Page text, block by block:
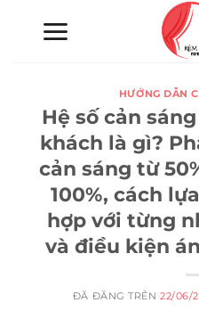
HƯỚNG DẪN
Hệ số cản
khách là gì?
cản sáng từ
100%, cách
hợp với từng
và điều kiện
ĐÃ ĐĂNG TRÊN22/06/